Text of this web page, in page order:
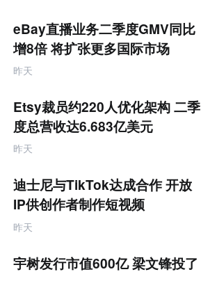
eBay直播业务二季度GMV同比
增8倍 将扩张更多国际市场
昨天
Etsy裁员约220人优化架构 二季
度总营收达6.683亿美元
昨天
迪士尼与TikTok达成合作 开放
IP供创作者制作短视频
昨天
宇树发行市值600亿 梁文锋投了